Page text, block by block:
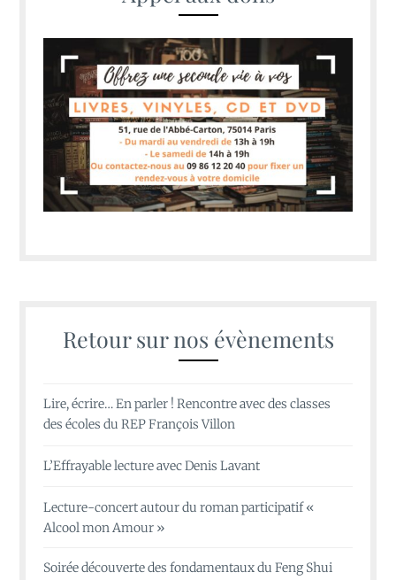
Retour sur nos évènements
Lire, écrire… En parler ! Rencontre avec des classes
des écoles du REP François Villon
L’Effrayable lecture avec Denis Lavant
Lecture-concert autour du roman participatif «
Alcool mon Amour »
Soirée découverte des fondamentaux du Feng Shui